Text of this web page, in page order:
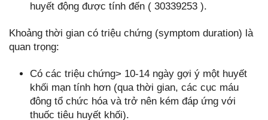
huyết động được tính đến ( 30339253 ).
Khoảng thời gian có triệu chứng (symptom duration) là
quan trọng:
Có các triệu chứng> 10-14 ngày gợi ý một huyết
khối mạn tính hơn (qua thời gian, các cục máu
đông tổ chức hóa và trở nên kém đáp ứng với
thuốc tiêu huyết khối).